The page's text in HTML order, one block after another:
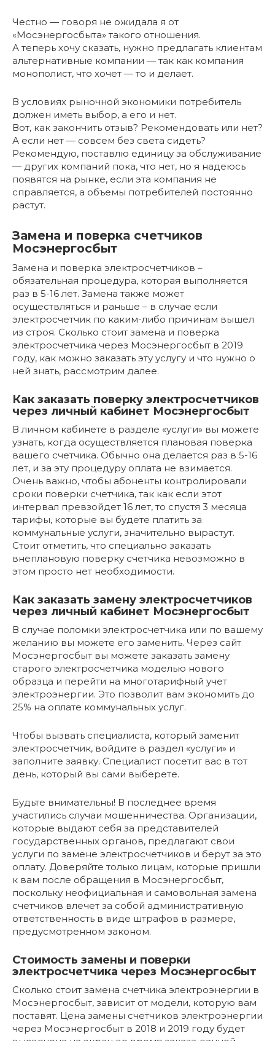
Честно — говоря не ожидала я от
«Мосэнергосбыта» такого отношения.
А теперь хочу сказать, нужно предлагать клиентам
альтернативные компании — так как компания
монополист, что хочет — то и делает.
В условиях рыночной экономики потребитель
должен иметь выбор, а его и нет.
Вот, как закончить отзыв? Рекомендовать или нет?
А если нет — совсем без света сидеть?
Рекомендую, поставлю единицу за обслуживание
— других компаний пока, что нет, но я надеюсь
появятся на рынке, если эта компания не
справляется, а объемы потребителей постоянно
растут.
Замена и поверка счетчиков
Мосэнергосбыт
Замена и поверка электросчетчиков –
обязательная процедура, которая выполняется
раз в 5-16 лет. Замена также может
осуществляться и раньше – в случае если
электросчетчик по каким-либо причинам вышел
из строя. Сколько стоит замена и поверка
электросчетчика через Мосэнергосбыт в 2019
году, как можно заказать эту услугу и что нужно о
ней знать, рассмотрим далее.
Как заказать поверку электросчетчиков
через личный кабинет Мосэнергосбыт
В личном кабинете в разделе «услуги» вы можете
узнать, когда осуществляется плановая поверка
вашего счетчика. Обычно она делается раз в 5-16
лет, и за эту процедуру оплата не взимается.
Очень важно, чтобы абоненты контролировали
сроки поверки счетчика, так как если этот
интервал превзойдет 16 лет, то спустя 3 месяца
тарифы, которые вы будете платить за
коммунальные услуги, значительно вырастут.
Стоит отметить, что специально заказать
внеплановую поверку счетчика невозможно в
этом просто нет необходимости.
Как заказать замену электросчетчиков
через личный кабинет Мосэнергосбыт
В случае поломки электросчетчика или по вашему
желанию вы можете его заменить. Через сайт
Мосэнергосбыт вы можете заказать замену
старого электросчетчика моделью нового
образца и перейти на многотарифный учет
электроэнергии. Это позволит вам экономить до
25% на оплате коммунальных услуг.
Чтобы вызвать специалиста, который заменит
электросчетчик, войдите в раздел «услуги» и
заполните заявку. Специалист посетит вас в тот
день, который вы сами выберете.
Будьте внимательны! В последнее время
участились случаи мошенничества. Организации,
которые выдают себя за представителей
государственных органов, предлагают свои
услуги по замене электросчетчиков и берут за это
оплату. Доверяйте только лицам, которые пришли
к вам после обращения в Мосэнергосбыт,
поскольку неофициальная и самовольная замена
счетчиков влечет за собой административную
ответственность в виде штрафов в размере,
предусмотренном законом.
Стоимость замены и поверки
электросчетчика через Мосэнергосбыт
Сколько стоит замена счетчика электроэнергии в
Мосэнергосбыт, зависит от модели, которую вам
поставят. Цена замены счетчиков электроэнергии
через Мосэнергосбыт в 2018 и 2019 году будет